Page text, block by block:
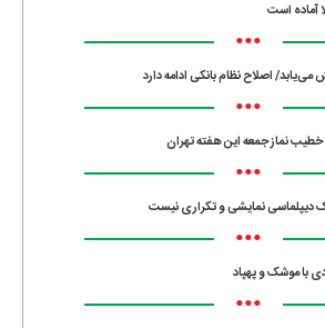
آماده است
•••
می‌یابد/ اصلاح نظام بانکی ادامه دارد
•••
نماز جمعه این هفته تهران
•••
نمایشی و تکراری نیست
•••
با موشک و پهپاد
•••